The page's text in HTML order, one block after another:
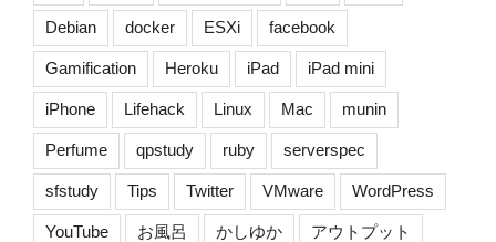
Debian docker ESXi facebook
Gamification Heroku iPad iPad mini
iPhone Lifehack Linux Mac munin
Perfume qpstudy ruby serverspec
sfstudy Tips Twitter VMware WordPress
YouTube お風呂 かしゆか アウトプット